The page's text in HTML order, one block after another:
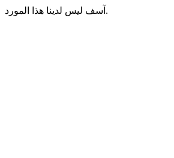
آسف ليس لدينا هذا المورد.